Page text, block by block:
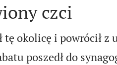
czci
tę okolicę i powrócił
poszedł do